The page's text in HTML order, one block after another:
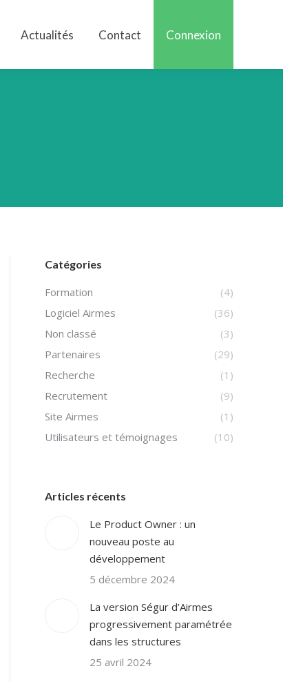
Actualités Contact Connexion
Catégories
Formation
(4)
Logiciel Airmes
(36)
Non classé
(3)
Partenaires
(29)
Recherche
(1)
Recrutement
(9)
Site Airmes
(1)
Utilisateurs et témoignages
(10)
Articles récents
Le Product Owner : un
nouveau poste au
développement
5 décembre 2024
La version Ségur d’Airmes
progressivement paramétrée
dans les structures
25 avril 2024